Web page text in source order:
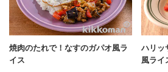
焼肉のたれで！なすのガパオ風ラ
イス
ハリッ
風ライ